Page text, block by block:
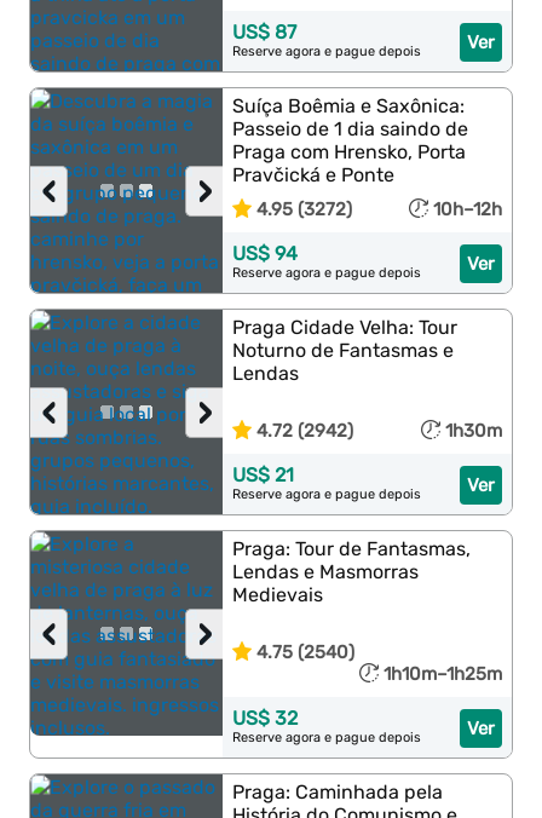
Ver
US$ 87
Reserve agora e pague depois
›
‹
Suíça Boêmia e Saxônica:
Passeio de 1 dia saindo de
Praga com Hrensko, Porta
Pravčická e Ponte
4.95 (3272) 10h–12h
Ver
US$ 94
Reserve agora e pague depois
›
‹
Praga Cidade Velha: Tour
Noturno de Fantasmas e
Lendas
4.72 (2942) 1h30m
Ver
US$ 21
Reserve agora e pague depois
›
‹
Praga: Tour de Fantasmas,
Lendas e Masmorras
Medievais
4.75 (2540)
1h10m–1h25m
Ver
US$ 32
Reserve agora e pague depois
Praga: Caminhada pela